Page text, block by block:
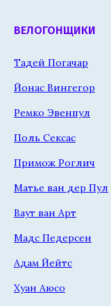
ВЕЛОГОНЩИКИ
Тадей Погачар
Йонас Вингегор
Ремко Эвенпул
Поль Сексас
Примож Роглич
Матье ван дер Пул
Ваут ван Арт
Мадс Педерсен
Адам Йейтс
Хуан Аюсо